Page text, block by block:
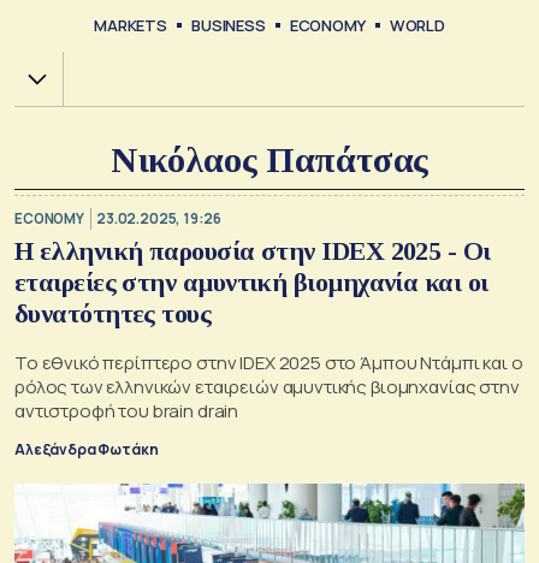
MARKETS BUSINESS ECONOMY WORLD
Χ.Α.
Νικόλαος Παπάτσας
ECONOMY 23.02.2025, 19:26
Η ελληνική παρουσία στην IDEX 2025 - Οι
εταιρείες στην αμυντική βιομηχανία και οι
δυνατότητες τους
Το εθνικό περίπτερο στην IDEX 2025 στο Άμπου Ντάμπι και ο
ρόλος των ελληνικών εταιρειών αμυντικής βιομηχανίας στην
αντιστροφή του brain drain
Αλεξάνδρα Φωτάκη